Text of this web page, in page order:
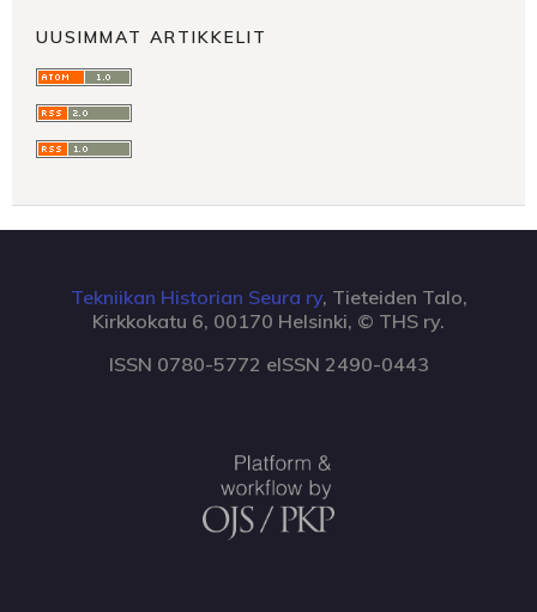
UUSIMMAT ARTIKKELIT
Tekniikan Historian Seura ry, Tieteiden Talo,
Kirkkokatu 6, 00170 Helsinki, © THS ry.
ISSN 0780-5772 eISSN 2490-0443